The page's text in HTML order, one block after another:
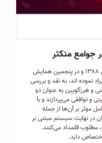
جوامع متکثر
دکتر عزیزی در این سخنرانی که در سال ۱۳۸۸ و در پنجمین همایش
نموده اند، به نقد و بررسی
و هرزگویین به عنوان دو
و توافقی می‌پردازند و با
موثر بر آن‌ها از جمله
در نهایت سیستم مبتنی بر
مطلوب قلمداد می‌کنند.
دارد.